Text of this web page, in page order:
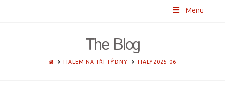
Menu
The Blog
HOMEITALEM NA TŘI TÝDNY ITALY2025-06